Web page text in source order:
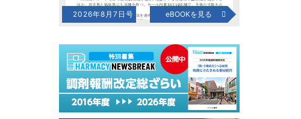
2026年8月7日号 eBOOKを見る